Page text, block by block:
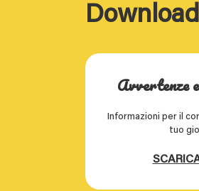
Download
Avvertenze
Informazioni per il
tuo